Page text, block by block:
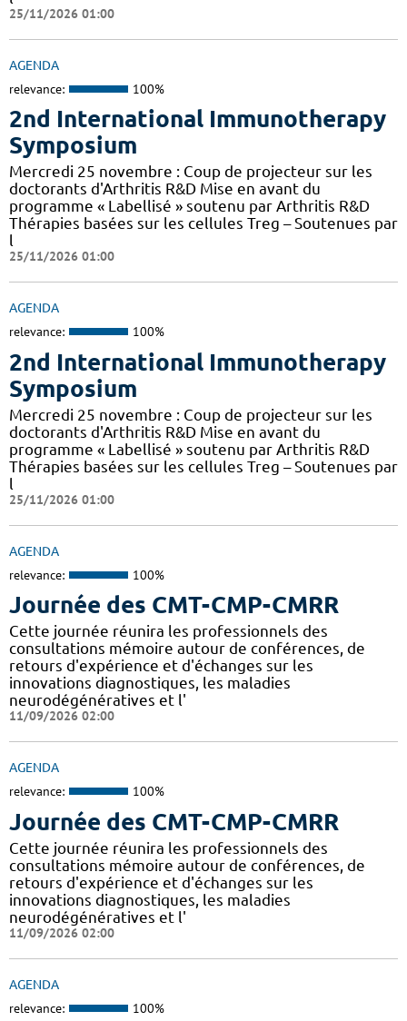
25/11/2026 01:00
AGENDA
relevance: 100%
2nd International Immunotherapy
Symposium
Mercredi 25 novembre : Coup de projecteur sur les
doctorants d'Arthritis R&D Mise en avant du
programme « Labellisé » soutenu par Arthritis R&D
Thérapies basées sur les cellules Treg – Soutenues par
l
25/11/2026 01:00
AGENDA
relevance: 100%
2nd International Immunotherapy
Symposium
Mercredi 25 novembre : Coup de projecteur sur les
doctorants d'Arthritis R&D Mise en avant du
programme « Labellisé » soutenu par Arthritis R&D
Thérapies basées sur les cellules Treg – Soutenues par
l
25/11/2026 01:00
AGENDA
relevance: 100%
Journée des CMT-CMP-CMRR
Cette journée réunira les professionnels des
consultations mémoire autour de conférences, de
retours d'expérience et d'échanges sur les
innovations diagnostiques, les maladies
neurodégénératives et l'
11/09/2026 02:00
AGENDA
relevance: 100%
Journée des CMT-CMP-CMRR
Cette journée réunira les professionnels des
consultations mémoire autour de conférences, de
retours d'expérience et d'échanges sur les
innovations diagnostiques, les maladies
neurodégénératives et l'
11/09/2026 02:00
AGENDA
relevance: 100%